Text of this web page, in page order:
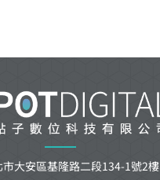
市大安區基隆路二段134-1號2樓